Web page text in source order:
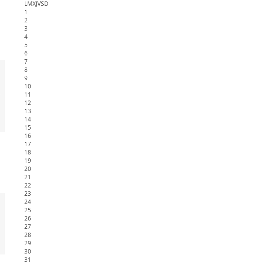
LMXJVSD
1
2
3
4
5
6
7
8
9
10
11
12
13
14
15
16
17
18
19
20
21
22
23
24
25
26
27
28
29
30
31